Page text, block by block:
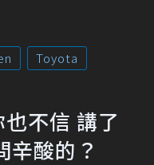
Toyota
不信 講了
辛酸的？